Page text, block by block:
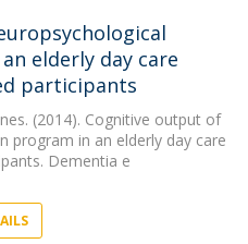
elderly day care
participants
(2014). Cognitive output of
program in an elderly day care
Dementia e